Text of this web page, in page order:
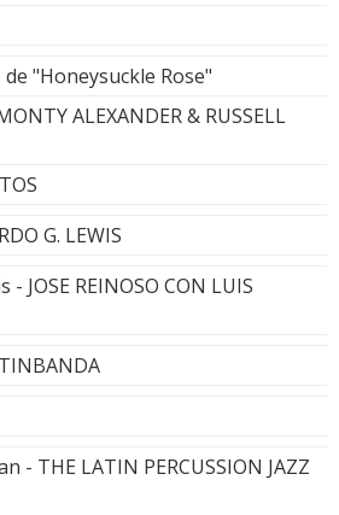
"Honeysuckle Rose"
ALEXANDER & RUSSELL
G. LEWIS
- JOSE REINOSO CON LUIS
- THE LATIN PERCUSSION JAZZ